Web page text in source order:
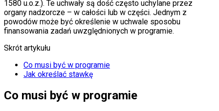
1580 u.o.z.). Te uchwały są dość często uchylane przez
organy nadzorcze – w całości lub w części. Jednym z
powodów może być określenie w uchwale sposobu
finansowania zadań uwzględnionych w programie.
Skrót artykułu
Co musi być w programie
Jak określać stawkę
Co musi być w programie